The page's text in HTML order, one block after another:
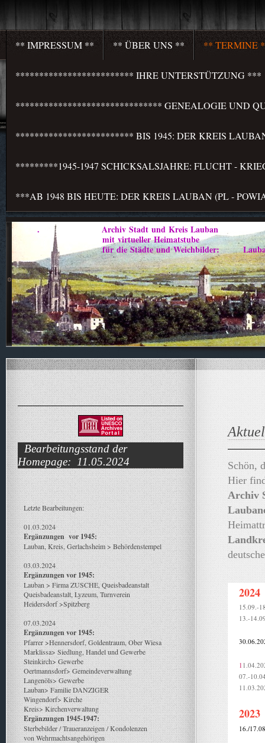
** IMPRESSUM ** ** ÜBER UNS ** ** TERMINE
************************* IHRE UNTERSTÜTZUNG ***
******************************* GENEALOGIE UND
************************* BIS 1945: DER KREIS
*********1945-1947 SCHICKSALSJAHRE: FLUCHT -
***AB 1948 BIS HEUTE: DER KREIS LAUBAN (PL -
. Archiv Stadt und Kreis Lauban
mit virtueller Heimatstube
für die Städte und Weichbilder: Lauban -
Bearbeitungsstand der
Homepage: 11.05.2024
Letzte Bearbeitungen:
01.03.2024
Ergänzungen vor 1945:
Lauban, Kreis, Gerlachsheim > Behördenstempel
03.03.2024
Ergänzungen vor 1945:
Lauban > Firma ZUSCHE, Queisbadeanstalt
Queisbadeanstalt, Lyzeum, Turnverein
Heidersdorf >Spitzberg
07.03.2024
Ergänzungen vor 1945:
Pfarrer >Hennersdorf, Goldentraum, Ober Wiesa
Marklissa> Siedlung, Handel und Gewerbe
Steinkirch> Gewerbe
Oertmannsdorf> Gemeindeverwaltung
Langenöls> Gewerbe
Lauban> Familie DANZIGER
Wingendorf> Kirche
Kreis> Kirchenverwaltung
Ergänzungen 1945-1947:
Sterbebilder / Traueranzeigen / Kondolenzen
von Wehrmachtsangehörigen
Schön,
Hier
Archiv
2024
15.09.-
13.-
1
07.-
2023
16./